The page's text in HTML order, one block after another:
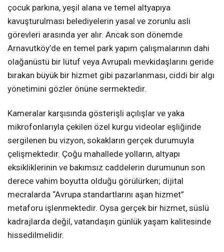
çocuk parkına, yeşil alana ve temel altyapıya
kavuşturulması belediyelerin yasal ve zorunlu asli
görevleri arasında yer alır. Ancak son dönemde
Arnavutköy’de en temel park yapım çalışmalarının dahi
olağanüstü bir lütuf veya Avrupalı mevkidaşlarını geride
bırakan büyük bir hizmet gibi pazarlanması, ciddi bir algı
yönetimini gözler önüne sermektedir.
Kameralar karşısında gösterişli açılışlar ve yaka
mikrofonlarıyla çekilen özel kurgu videolar eşliğinde
sergilenen bu vizyon, sokakların gerçek durumuyla
çelişmektedir. Çoğu mahallede yolların, altyapı
eksikliklerinin ve bakımsız caddelerin durumunun son
derece vahim boyutta olduğu görülürken; dijital
mecralarda “Avrupa standartlarını aşan hizmet”
metaforu işlenmektedir. Oysa gerçek bir hizmet, süslü
kadrajlarda değil, vatandaşın günlük yaşam kalitesinde
hissedilmelidir.